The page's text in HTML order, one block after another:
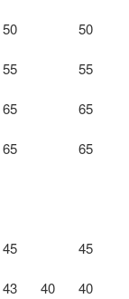
50 50
55 55
65 65
65 65
45 45
43 40 40